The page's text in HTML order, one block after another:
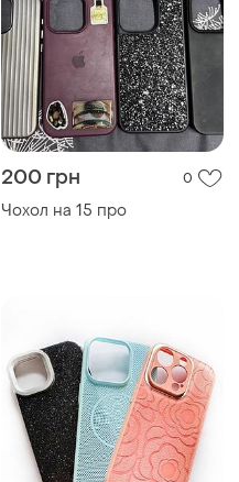
200 грн 0
Чохол на 15 про